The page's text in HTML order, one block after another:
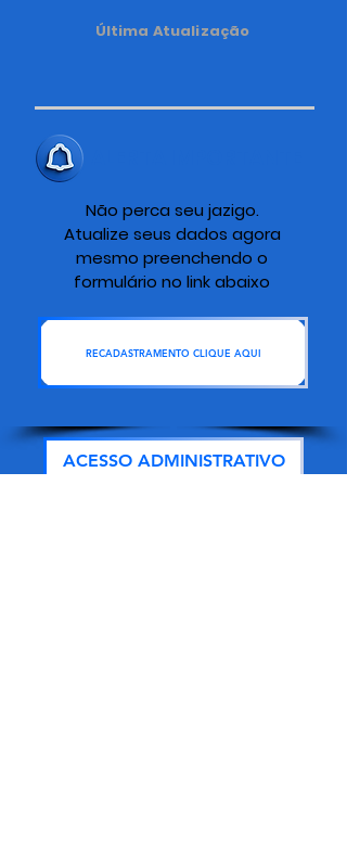
Última Atualização
Não perca seu jazigo.
Atualize seus dados agora
mesmo preenchendo o
formulário no link abaixo
RECADASTRAMENTO CLIQUE AQUI
ACESSO ADMINISTRATIVO